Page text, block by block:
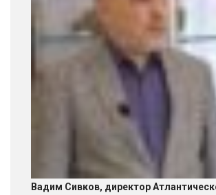
Вадим Сивков, директор